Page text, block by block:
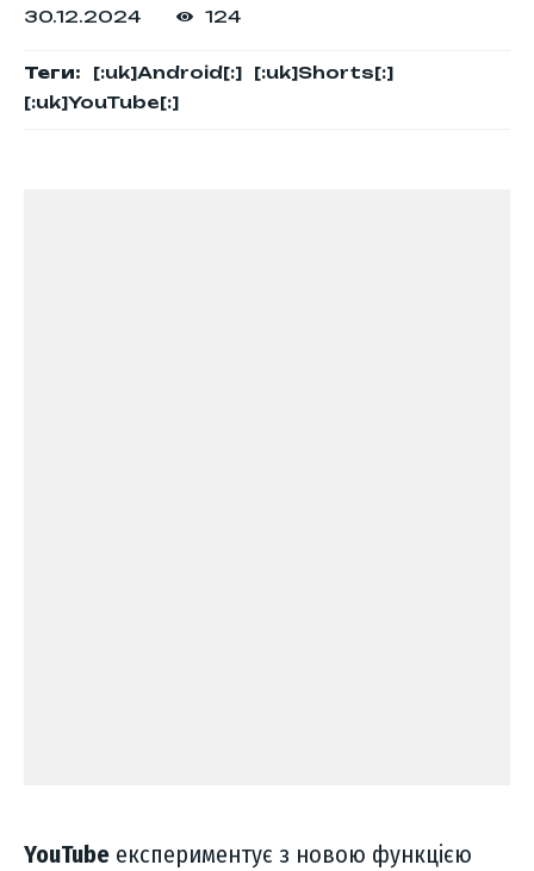
30.12.2024 124
Теги: [:uk]Android[:]
[:uk]Shorts[:]
[:uk]YouTube[:]
YouTube експериментує з новою функцією